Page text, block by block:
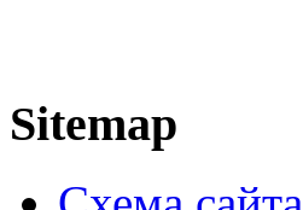
Sitemap